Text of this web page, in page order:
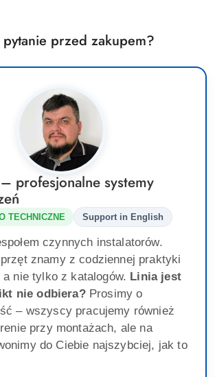
pytanie przed zakupem?
profesjonalne systemy
TECHNICZNE Support in English
czynnych instalatorów.
znamy z codziennej praktyki
a nie tylko z katalogów. Linia jest
nie odbiera?Prosimy o
– wszyscy pracujemy również
przy montażach, ale na
do Ciebie najszybciej, jak to